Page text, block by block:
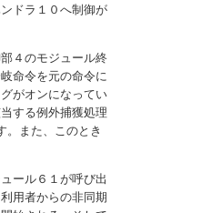
ドラ１０へ制御が
４のモジュール終
命令を元の命令に
がオンになってい
する例外捕獲処理
。また、このとき
ール６１が呼び出
用者からの非同期